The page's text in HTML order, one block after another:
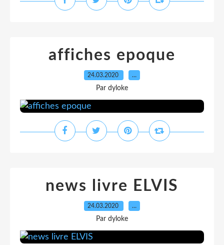
affiches epoque
24.03.2020 …
Par dyloke
news livre ELVIS
24.03.2020 …
Par dyloke